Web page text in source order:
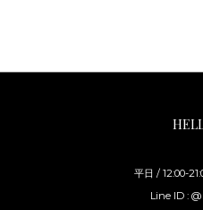
平日 / 12:00-
Line ID :